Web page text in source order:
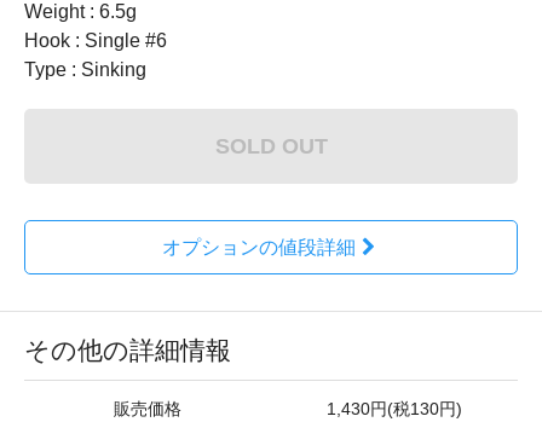
Weight : 6.5g
Hook : Single #6
Type : Sinking
SOLD OUT
オプションの値段詳細
その他の詳細情報
販売価格 1,430円(税130円)